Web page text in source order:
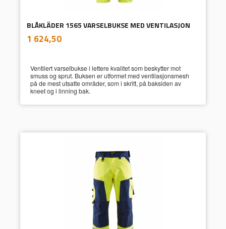
BLÅKLÄDER 1565 VARSELBUKSE MED VENTILASJON
Pris
1 624,50mva.
Ventilert varselbukse i lettere kvalitet som beskytter mot
smuss og sprut. Buksen er utformet med ventilasjonsmesh
på de mest utsatte områder, som i skritt, på baksiden av
kneet og i linning bak.